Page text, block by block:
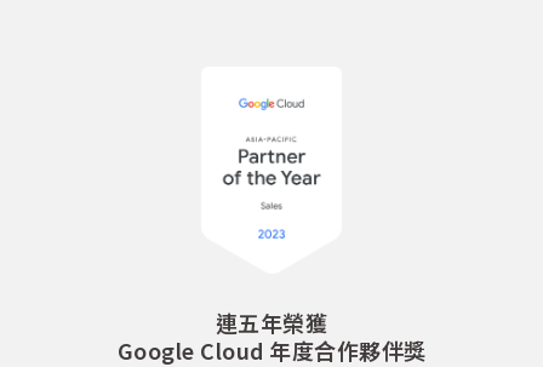
連五年榮獲
Google Cloud 年度合作夥伴獎